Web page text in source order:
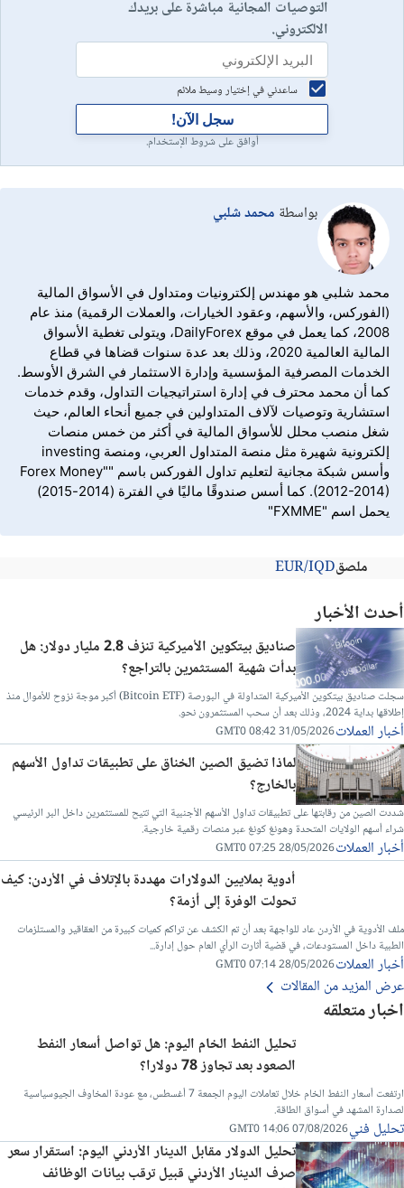
التوصيات المجانية مباشرة على بريدك
الالكتروني.
ساعدني في إختيار وسيط ملائم
سجل الآن!
أوافق على شروط الإستخدام.
بواسطة محمد شلبي
محمد شلبي هو مهندس إلكترونيات ومتداول في الأسواق المالية
(الفوركس، والأسهم، وعقود الخيارات، والعملات الرقمية) منذ عام
2008، كما يعمل في موقع DailyForex، ويتولى تغطية الأسواق
المالية العالمية 2020، وذلك بعد عدة سنوات قضاها في قطاع
الخدمات المصرفية المؤسسية وإدارة الاستثمار في الشرق الأوسط.
كما أن محمد محترف في إدارة استراتيجيات التداول، وقدم خدمات
استشارية وتوصيات لآلاف المتداولين في جميع أنحاء العالم، حيث
شغل منصب محلل للأسواق المالية في أكثر من خمس منصات
إلكترونية شهيرة مثل منصة المتداول العربي، ومنصة investing
وأسس شبكة مجانية لتعليم تداول الفوركس باسم "Forex Money"
(2012-2014). كما أسس صندوقًا ماليًا في الفترة (2014-2015)
يحمل اسم "FXMME"
ملصقEUR/IQD
أحدث الأخبار
صناديق بيتكوين الأميركية تنزف 2.8 مليار دولار: هل
بدأت شهية المستثمرين بالتراجع؟
سجلت صناديق بيتكوين الأميركية المتداولة في البورصة (Bitcoin ETF) أكبر موجة نزوح للأموال منذ
إطلاقها بداية 2024، وذلك بعد أن سحب المستثمرون نحو.
أخبار العملات31/05/2026 08:42 GMT0
لماذا تضيق الصين الخناق على تطبيقات تداول الأسهم
بالخارج؟
شددت الصين من رقابتها على تطبيقات تداول الأسهم الأجنبية التي تتيح للمستثمرين داخل البر الرئيسي
شراء أسهم الولايات المتحدة وهونغ كونغ عبر منصات رقمية خارجية.
أخبار العملات28/05/2026 07:25 GMT0
أدوية بملايين الدولارات مهددة بالإتلاف في الأردن: كيف
تحولت الوفرة إلى أزمة؟
ملف الأدوية في الأردن عاد للواجهة بعد أن تم الكشف عن تراكم كميات كبيرة من العقاقير والمستلزمات
الطبية داخل المستودعات، في قضية أثارت الرأي العام حول إدارة...
أخبار العملات28/05/2026 07:14 GMT0
عرض المزيد من المقالات
اخبار متعلقه
تحليل النفط الخام اليوم: هل تواصل أسعار النفط
الصعود بعد تجاوز 78 دولارا؟
ارتفعت أسعار النفط الخام خلال تعاملات اليوم الجمعة 7 أغسطس، مع عودة المخاوف الجيوسياسية
لصدارة المشهد في أسواق الطاقة.
تحليل فني07/08/2026 14:06 GMT0
تحليل الدولار مقابل الدينار الأردني اليوم: استقرار سعر
صرف الدينار الأردني قبيل ترقب بيانات الوظائف